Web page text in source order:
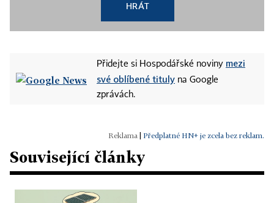
HRÁT
Přidejte si Hospodářské noviny mezi
své oblíbené tituly na Google
zprávách.
Předplatné HN+ je zcela bez reklam.
Související články